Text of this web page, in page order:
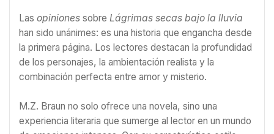
Las opiniones sobre Lágrimas secas bajo la lluvia
han sido unánimes: es una historia que engancha desde
la primera página. Los lectores destacan la profundidad
de los personajes, la ambientación realista y la
combinación perfecta entre amor y misterio.
M.Z. Braun no solo ofrece una novela, sino una
experiencia literaria que sumerge al lector en un mundo